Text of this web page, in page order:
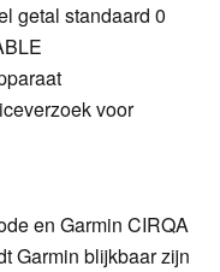
getal standaard 0
voor
en Garmin CIRQA
Garmin blijkbaar zijn